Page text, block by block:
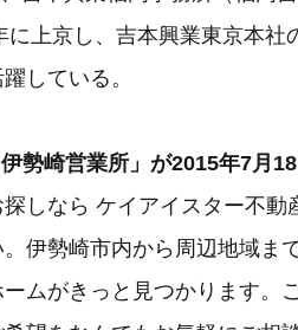
上京し、吉本興業東京本社
している。
勢崎営業所」が2015年7月
しなら ケイアイスター不動
伊勢崎市内から周辺地域ま
ムがきっと見つかります。